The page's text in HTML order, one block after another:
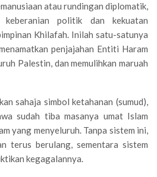
atau rundingan diplomatik,
keberanian politik dan kekuatan
Khilafah. Inilah satu-satunya
penjajahan Entiti Haram
Palestin, dan memulihkan maruah
simbol ketahanan (sumud),
sudah tiba masanya umat Islam
yang menyeluruh. Tanpa sistem ini,
terus berulang, sementara sistem
kegagalannya.